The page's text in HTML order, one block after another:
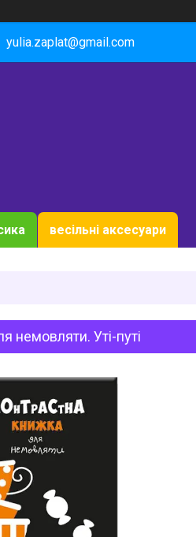
yulia.zaplat@gmail.com
весільні аксесуари
немовляти. Уті-путі